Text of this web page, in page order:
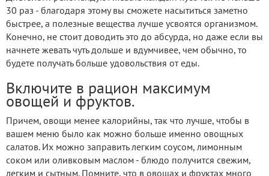
30 раз - благодаря этому вы сможете насытиться заметно
быстрее, а полезные вещества лучше усвоятся организмом.
Конечно, не стоит доводить это до абсурда, но даже если вы
начнете жевать чуть дольше и вдумчивее, чем обычно, то
будете получать больше удовольствия от еды.
Включите в рацион максимум
овощей и фруктов.
Причем, овощи менее калорийны, так что лучше, чтобы в
вашем меню было как можно больше именно овощных
салатов. Их можно заправить легким соусом, лимонным
соком или оливковым маслом - блюдо получится свежим,
легким и сытным. Помните, что в овощах и фруктах много